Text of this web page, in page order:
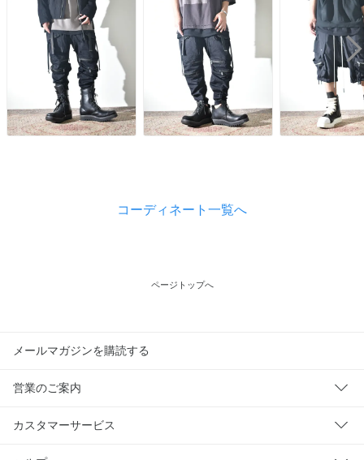
コーディネート一覧へ
ページトップへ
メールマガジンを購読する
営業のご案内
カスタマーサービス